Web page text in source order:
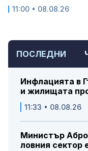
ПОСЛЕДНИ
Инфлацията в
и жилищата
11:33 • 08.08.26
Министър
ловния сектор
11:00 • 08.08.26